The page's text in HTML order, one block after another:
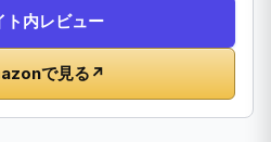
ト内レビュー
で見る ↗